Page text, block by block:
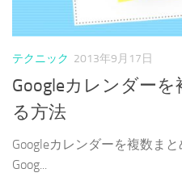
テクニック 2013年9月17日
Googleカレンダー
る方法
Googleカレンダーを複数ま
Goog...